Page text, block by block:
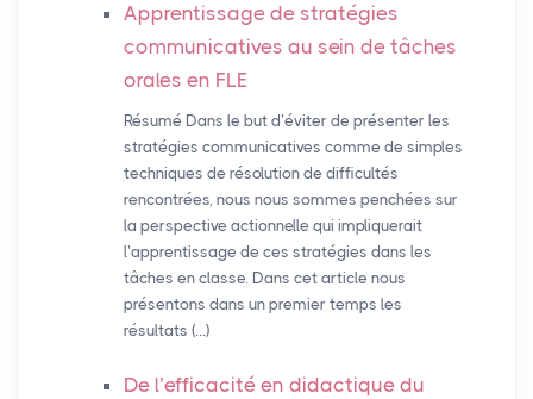
Apprentissage de stratégies
communicatives au sein de tâches
orales en FLE
Résumé Dans le but d’éviter de présenter les
stratégies communicatives comme de simples
techniques de résolution de difficultés
rencontrées, nous nous sommes penchées sur
la perspective actionnelle qui impliquerait
l’apprentissage de ces stratégies dans les
tâches en classe. Dans cet article nous
présentons dans un premier temps les
résultats (…)
De l’efficacité en didactique du